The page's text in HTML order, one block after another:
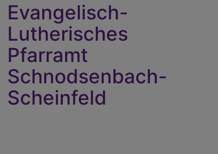
Evangelisch-
Lutherisches
Pfarramt
Schnodsenbach-
Scheinfeld